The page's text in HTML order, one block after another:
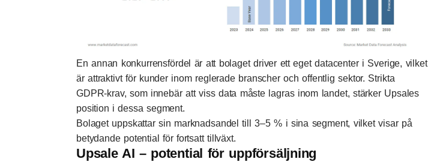
En annan konkurrensfördel är att bolaget driver ett eget datacenter i Sverige, vilket
är attraktivt för kunder inom reglerade branscher och offentlig sektor. Strikta
GDPR-krav, som innebär att viss data måste lagras inom landet, stärker Upsales
position i dessa segment.
Bolaget uppskattar sin marknadsandel till 3–5 % i sina segment, vilket visar på
betydande potential för fortsatt tillväxt.
Upsale AI – potential för uppförsäljning